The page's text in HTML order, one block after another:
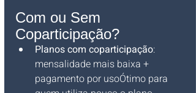
Com ou Sem
Coparticipação?
Planos com coparticipação:
mensalidade mais baixa +
pagamento por usoÓtimo para